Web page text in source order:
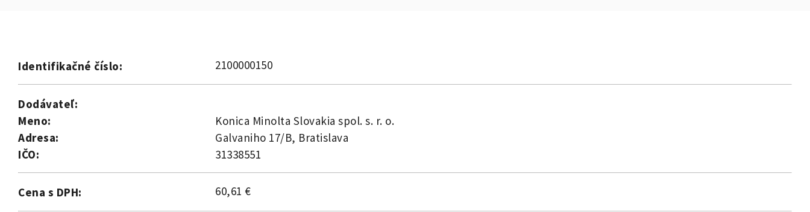
Identifikačné číslo: 2100000150
Dodávateľ:
Meno:
Konica Minolta Slovakia spol. s. r. o.
Adresa:
Galvaniho 17/B, Bratislava
IČO:
31338551
Cena s DPH: 60,61 €